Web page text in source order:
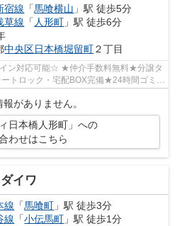
宿線 「馬喰横山 」駅 徒歩5分
草線 「 人形町 」駅 徒歩6分
中央区日本橋堀留町２丁目
ン対応可能☆ ★仲介手数料無料★分譲タ
トロック・宅配BOX完備★24時間ゴミ出
がありません。
日本橋人形町」への
わせはこちら
イワ
線 「馬喰町 」駅 徒歩3分
線 「小伝馬町 」駅 徒歩1分